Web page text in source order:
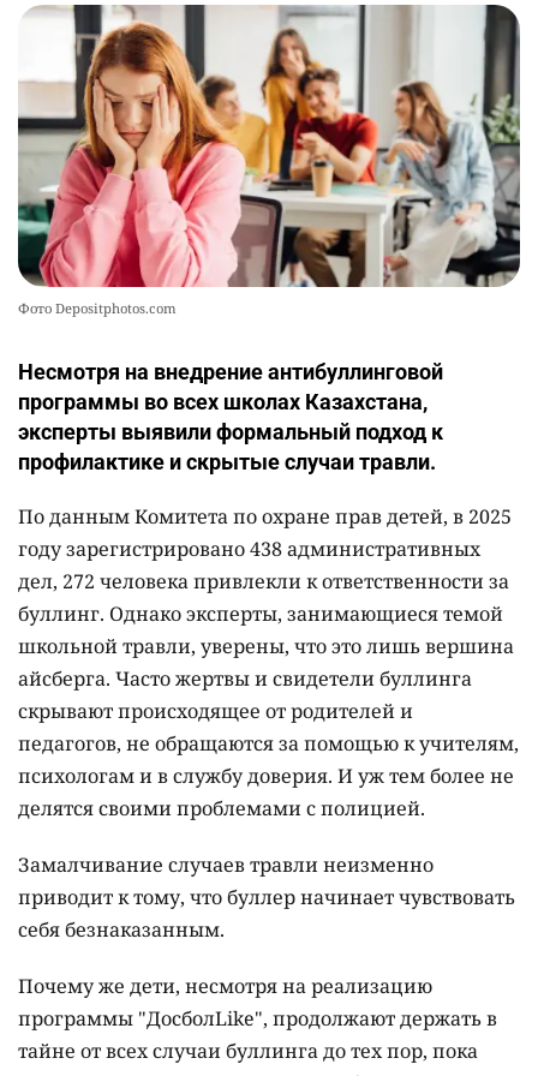
10
🌟 Впервые за 70 лет в Казахстане выпустили
тигра в его исторический ареал
2370 17 46
Фото Depositphotos.com
Несмотря на внедрение антибуллинговой
программы во всех школах Казахстана,
эксперты выявили формальный подход к
профилактике и скрытые случаи травли.
По данным Комитета по охране прав детей, в 2025
году зарегистрировано 438 административных
дел, 272 человека привлекли к ответственности за
буллинг. Однако эксперты, занимающиеся темой
школьной травли, уверены, что это лишь вершина
айсберга. Часто жертвы и свидетели буллинга
скрывают происходящее от родителей и
педагогов, не обращаются за помощью к учителям,
психологам и в службу доверия. И уж тем более не
делятся своими проблемами с полицией.
Замалчивание случаев травли неизменно
приводит к тому, что буллер начинает чувствовать
себя безнаказанным.
Почему же дети, несмотря на реализацию
программы "ДосболLike", продолжают держать в
тайне от всех случаи буллинга до тех пор, пока